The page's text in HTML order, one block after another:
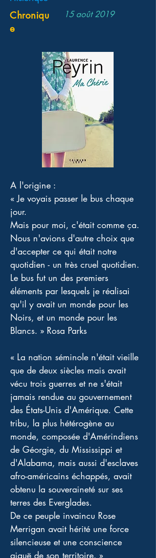
Chroniqu
e
15 août 2019
A l'origine :
« Je voyais passer le bus chaque
jour.
Mais pour moi, c'était comme ça.
Nous n'avions d'autre choix que
d'accepter ce qui était notre
quotidien - un très cruel quotidien.
Le bus fut un des premiers
éléments par lesquels je réalisai
qu'il y avait un monde pour les
Noirs, et un monde pour les
Blancs. » Rosa Parks
« La nation séminole n'était vieille
que de deux siècles mais avait
vécu trois guerres et ne s'était
jamais rendue au gouvernement
des États-Unis d'Amérique. Cette
tribu, la plus hétérogène au
monde, composée d'Amérindiens
de Géorgie, du Mississippi et
d'Alabama, mais aussi d'esclaves
afro-américains échappés, avait
obtenu la souveraineté sur ses
terres des Everglades.
De ce peuple invaincu Rose
Merrigan avait hérité une force
silencieuse et une conscience
aiguë de son territoire. »